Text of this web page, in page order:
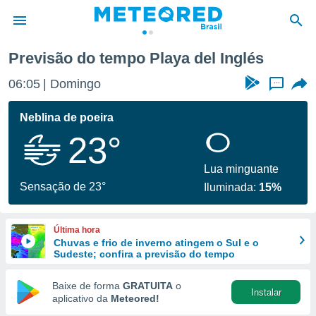
da
fornecidas
a este
das
e
forma
digital
Previsão do tempo Playa del Inglés
06:05 Domingo ...
Neblina de poeira
23°
Sensação de 23°
Lua minguante
Iluminada: 15%
Última hora
Chuvas e frio de inverno atingem o Sul e o
Sudeste; confira a previsão do tempo
Baixe de forma GRATUITA o
aplicativo da Meteored!
Instalar